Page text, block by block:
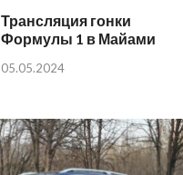
Трансляция гонки
Формулы 1 в Майами
05.05.2024